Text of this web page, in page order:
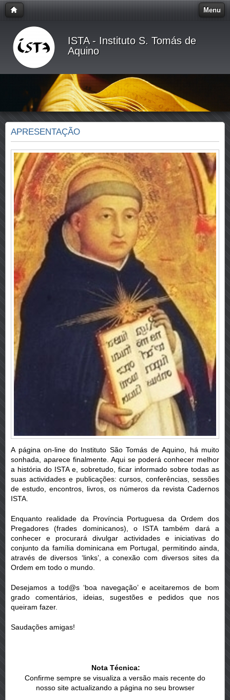
Menu
ISTA - Instituto S. Tomás de
Aquino
APRESENTAÇÃO
A página on-line do Instituto São Tomás de Aquino, há muito
sonhada, aparece finalmente. Aqui se poderá conhecer melhor
a história do ISTA e, sobretudo, ficar informado sobre todas as
suas actividades e publicações: cursos, conferências, sessões
de estudo, encontros, livros, os números da revista Cadernos
ISTA.
Enquanto realidade da Província Portuguesa da Ordem dos
Pregadores (frades dominicanos), o ISTA também dará a
conhecer e procurará divulgar actividades e iniciativas do
conjunto da família dominicana em Portugal, permitindo ainda,
através de diversos ‘links’, a conexão com diversos sites da
Ordem em todo o mundo.
Desejamos a tod@s ‘boa navegação’ e aceitaremos de bom
grado comentários, ideias, sugestões e pedidos que nos
queiram fazer.
Saudações amigas!
Nota Técnica:
Confirme sempre se visualiza a versão mais recente do
nosso site actualizando a página no seu browser